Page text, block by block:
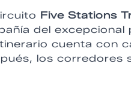
Five Stations
del
cuenta con
los